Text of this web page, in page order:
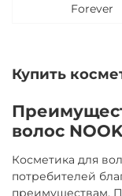
Forever
Купить
волос
Косметика для
потребителей
преимуществам.